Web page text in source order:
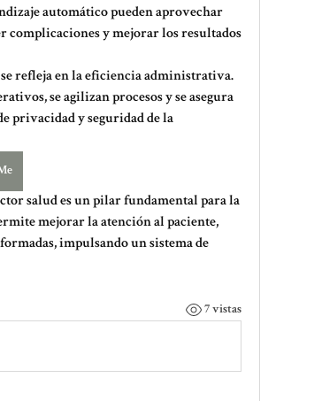
automático pueden aprovechar
complicaciones y mejorar los resultados
refleja en la eficiencia administrativa.
se agilizan procesos y se asegura
privacidad y seguridad de la
salud es un pilar fundamental para la
mejorar la atención al paciente,
impulsando un sistema de
7 vistas